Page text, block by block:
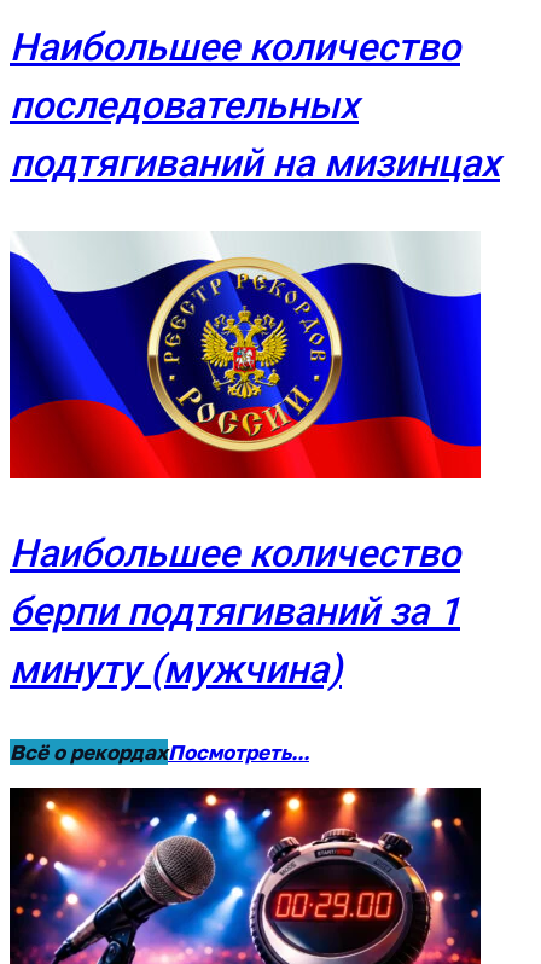
Наибольшее количество
последовательных
подтягиваний на мизинцах
Наибольшее количество
берпи подтягиваний за 1
минуту (мужчина)
Всё о рекордахПосмотреть...